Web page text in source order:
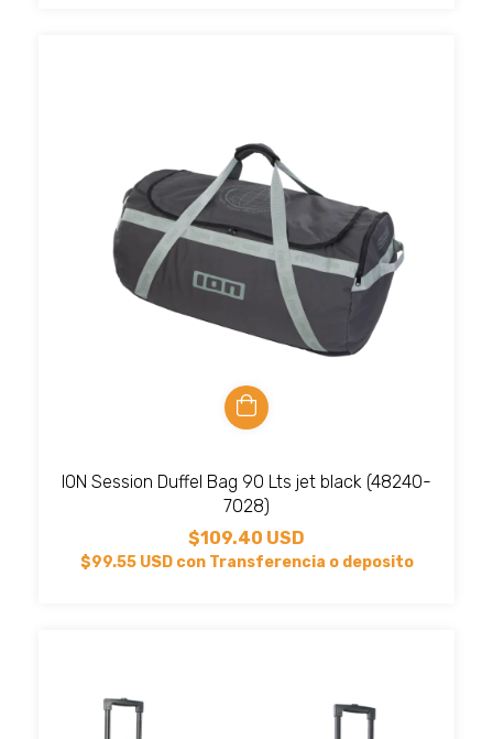
ION Session Duffel Bag 90 Lts jet black (48240-
7028)
$109.40 USD
$99.55 USD con Transferencia o deposito